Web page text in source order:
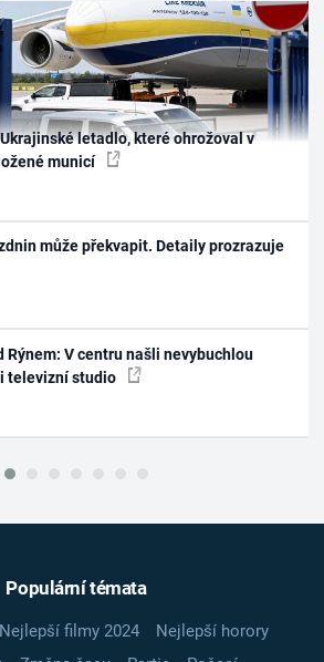
letadlo, které ohrožoval v
municí
může překvapit. Detaily prozrazuje
Rýnem: V centru našli nevybuchlou
televizní studio
Populární témata
Nejlepší filmy 2024
Nejlepší horory